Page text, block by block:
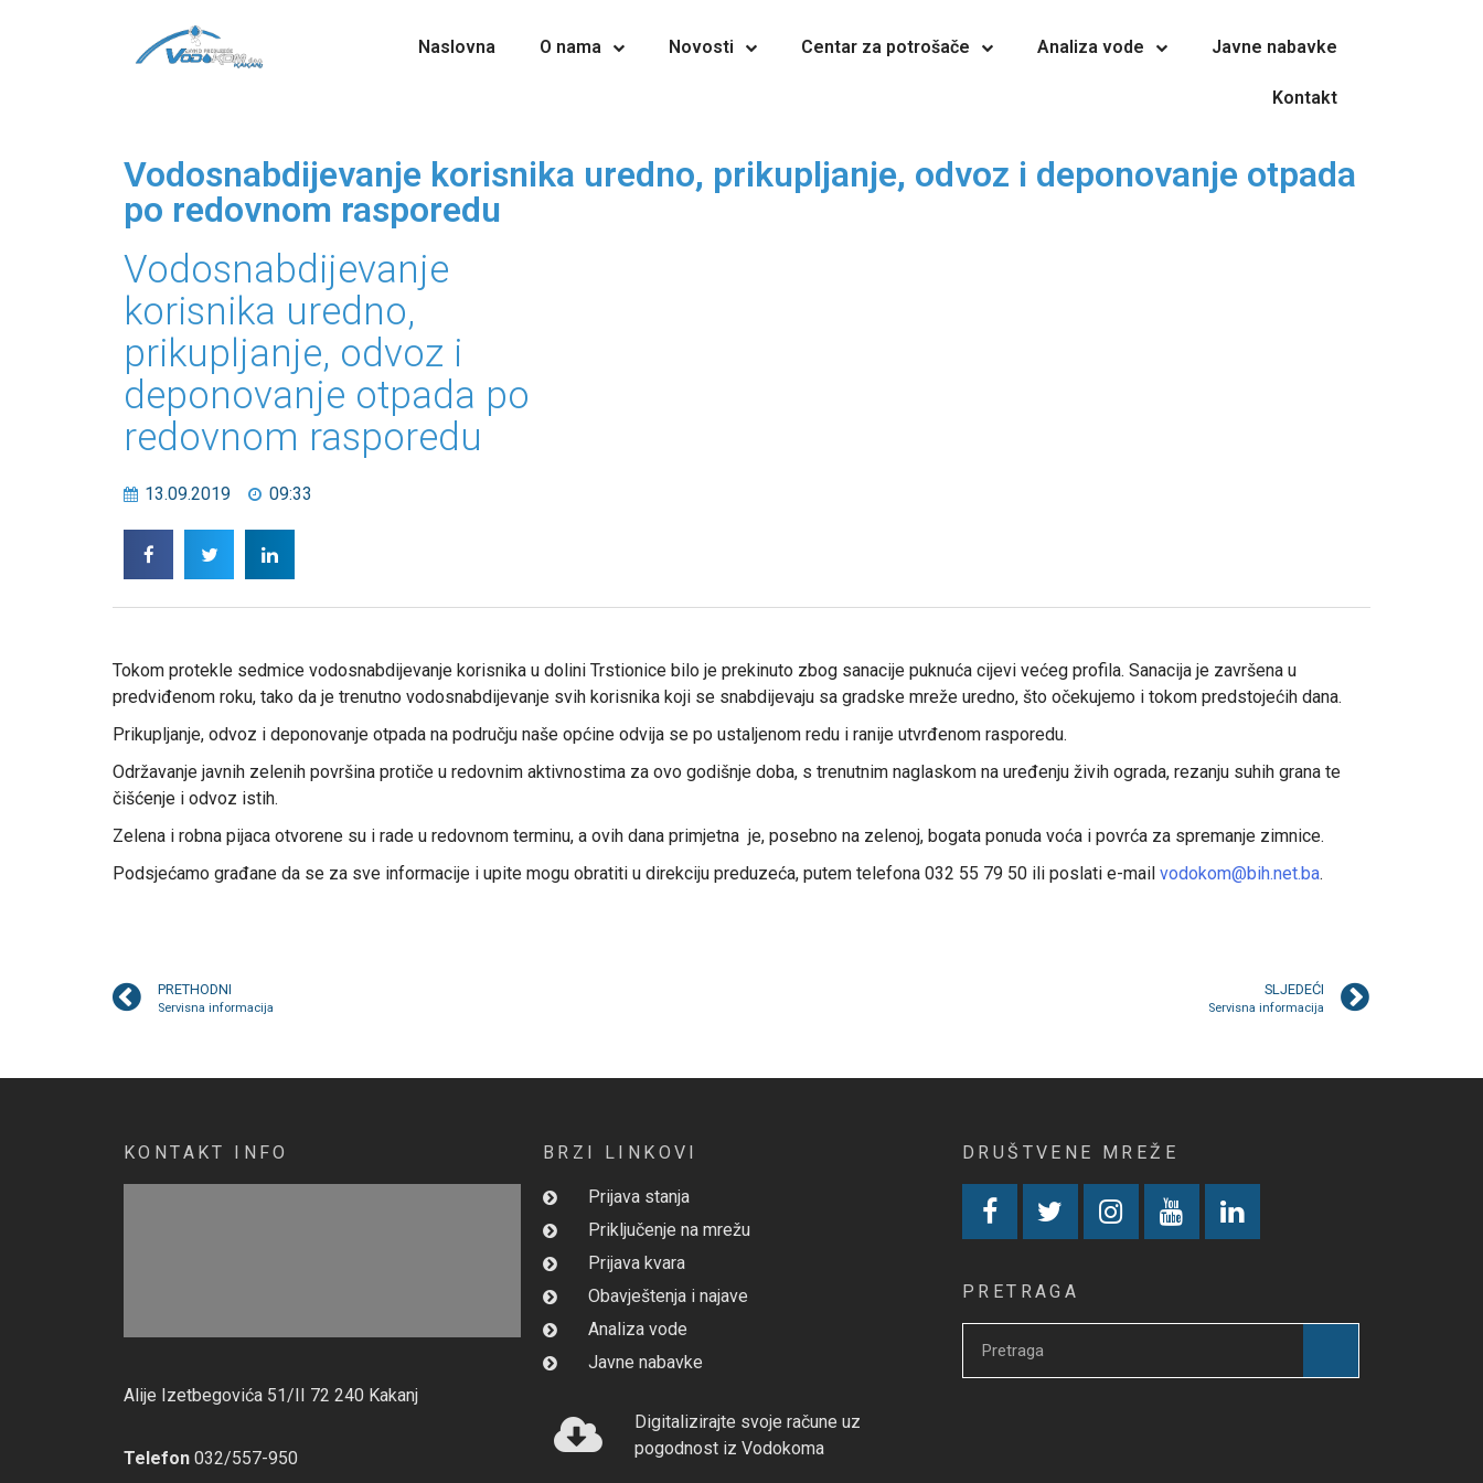
Naslovna O nama Novosti Centar za potrošače Analiza vode Javne nabavke
Kontakt
Vodosnabdijevanje korisnika uredno, prikupljanje, odvoz i deponovanje otpada
po redovnom rasporedu
Vodosnabdijevanje
korisnika uredno,
prikupljanje, odvoz i
deponovanje otpada po
redovnom rasporedu
13.09.2019 09:33
Tokom protekle sedmice vodosnabdijevanje korisnika u dolini Trstionice bilo je prekinuto zbog sanacije puknuća cijevi većeg profila. Sanacija je završena u
predviđenom roku, tako da je trenutno vodosnabdijevanje svih korisnika koji se snabdijevaju sa gradske mreže uredno, što očekujemo i tokom predstojećih dana.
Prikupljanje, odvoz i deponovanje otpada na području naše općine odvija se po ustaljenom redu i ranije utvrđenom rasporedu.
Održavanje javnih zelenih površina protiče u redovnim aktivnostima za ovo godišnje doba, s trenutnim naglaskom na uređenju živih ograda, rezanju suhih grana te
čišćenje i odvoz istih.
Zelena i robna pijaca otvorene su i rade u redovnom terminu, a ovih dana primjetna je, posebno na zelenoj, bogata ponuda voća i povrća za spremanje zimnice.
Podsjećamo građane da se za sve informacije i upite mogu obratiti u direkciju preduzeća, putem telefona 032 55 79 50 ili poslati e-mail vodokom@bih.net.ba.
PRETHODNI
Servisna informacija
SLJEDEĆI
Servisna informacija
KONTAKT INFO
Alije Izetbegovića 51/II 72 240 Kakanj
Telefon 032/557-950
BRZI LINKOVI
Prijava stanja
Priključenje na mrežu
Prijava kvara
Obavještenja i najave
Analiza vode
Javne nabavke
Digitalizirajte svoje račune uz
pogodnost iz Vodokoma
DRUŠTVENE MREŽE
PRETRAGA